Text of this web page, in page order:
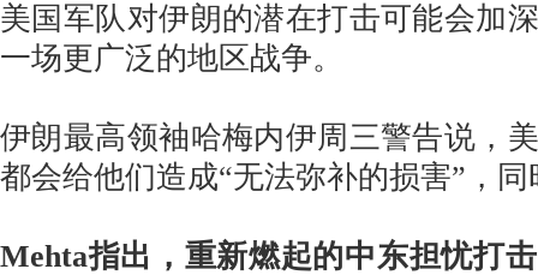
美国军队对伊朗的潜在打击可能会加
一场更广泛的地区战争。
伊朗最高领袖哈梅内伊周三警告说，
都会给他们造成“无法弥补的损害”，
Mehta指出，重新燃起的中东担忧打